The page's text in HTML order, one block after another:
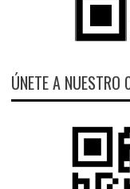
ÚNETE A NUESTRO